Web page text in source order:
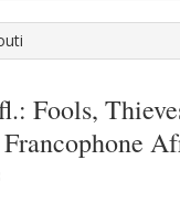
Fools,